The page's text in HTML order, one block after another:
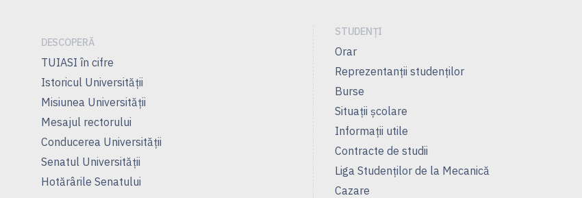
DESCOPERĂ
TUIASI în cifre
Istoricul Universităţii
Misiunea Universităţii
Mesajul rectorului
Conducerea Universităţii
Senatul Universității
Hotărârile Senatului
STUDENȚI
Orar
Reprezentanţii studenţilor
Burse
Situații școlare
Informații utile
Contracte de studii
Liga Studenţilor de la Mecanică
Cazare